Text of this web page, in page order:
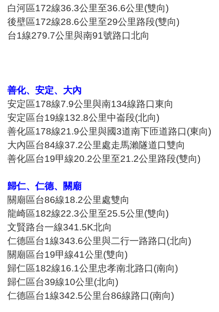
白河區172線36.3公里至36.6公里(雙向)
後壁區172線28.6公里至29公里路段(雙向)
台1線279.7公里與南91號路口北向
善化、安定、大內
安定區178線7.9公里與南134線路口東向
安定區台19線132.8公里中崙段(北向)
善化區178線21.9公里與國3道南下匝道路口(東向)
大內區台84線37.2公里處走馬瀨隧道口雙向
善化區台19甲線20.2公里至21.2公里路段(雙向)
歸仁、仁德、關廟
關廟區台86線18.2公里處雙向
龍崎區182線22.3公里至25.5公里(雙向)
文賢路台一線341.5K北向
仁德區台1線343.6公里與二行一路路口(北向)
關廟區台19甲線41公里(雙向)
歸仁區182線16.1公里忠孝南北路口(南向)
歸仁區台39線10公里(北向)
仁德區台1線342.5公里台86線路口(南向)